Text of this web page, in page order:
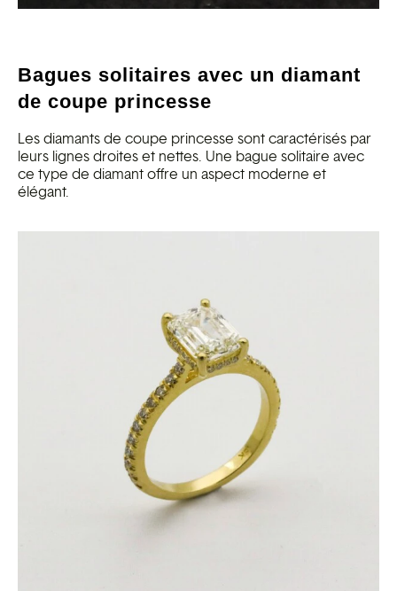
Bagues solitaires avec un diamant
de coupe princesse
Les diamants de coupe princesse sont caractérisés par
leurs lignes droites et nettes. Une bague solitaire avec
ce type de diamant offre un aspect moderne et
élégant.